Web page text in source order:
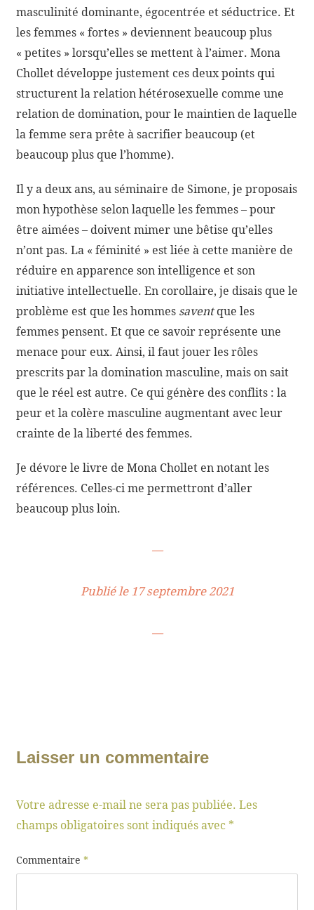
masculinité dominante, égocentrée et séductrice. Et
les femmes « fortes » deviennent beaucoup plus
« petites » lorsqu’elles se mettent à l’aimer. Mona
Chollet développe justement ces deux points qui
structurent la relation hétérosexuelle comme une
relation de domination, pour le maintien de laquelle
la femme sera prête à sacrifier beaucoup (et
beaucoup plus que l’homme).
Il y a deux ans, au séminaire de Simone, je proposais
mon hypothèse selon laquelle les femmes – pour
être aimées – doivent mimer une bêtise qu’elles
n’ont pas. La « féminité » est liée à cette manière de
réduire en apparence son intelligence et son
initiative intellectuelle. En corollaire, je disais que le
problème est que les hommes saventque les
femmes pensent. Et que ce savoir représente une
menace pour eux. Ainsi, il faut jouer les rôles
prescrits par la domination masculine, mais on sait
que le réel est autre. Ce qui génère des conflits : la
peur et la colère masculine augmentant avec leur
crainte de la liberté des femmes.
Je dévore le livre de Mona Chollet en notant les
références. Celles-ci me permettront d’aller
beaucoup plus loin.
—
Publié le 17 septembre 2021
—
Laisser un commentaire
Votre adresse e-mail ne sera pas publiée. Les
champs obligatoires sont indiqués avec *
Commentaire *